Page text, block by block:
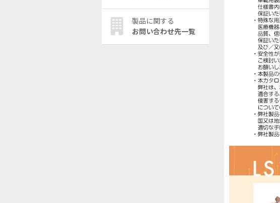
製品に関する
お問い合わせ先一覧